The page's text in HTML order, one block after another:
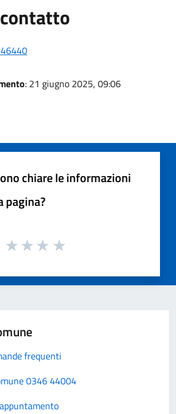
: 21 giugno 2025, 09:06
chiare le informazioni
pagina?
frequenti
0346 44004